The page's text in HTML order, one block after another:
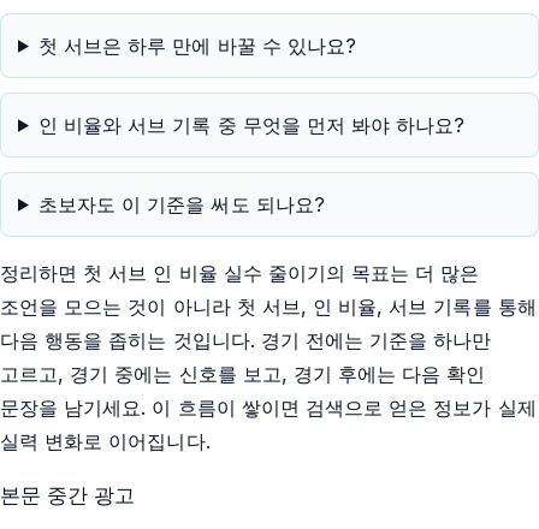
첫 서브은 하루 만에 바꿀 수 있나요?
인 비율와 서브 기록 중 무엇을 먼저 봐야 하나요?
초보자도 이 기준을 써도 되나요?
정리하면 첫 서브 인 비율 실수 줄이기의 목표는 더 많은
조언을 모으는 것이 아니라 첫 서브, 인 비율, 서브 기록를 통해
다음 행동을 좁히는 것입니다. 경기 전에는 기준을 하나만
고르고, 경기 중에는 신호를 보고, 경기 후에는 다음 확인
문장을 남기세요. 이 흐름이 쌓이면 검색으로 얻은 정보가 실제
실력 변화로 이어집니다.
본문 중간 광고